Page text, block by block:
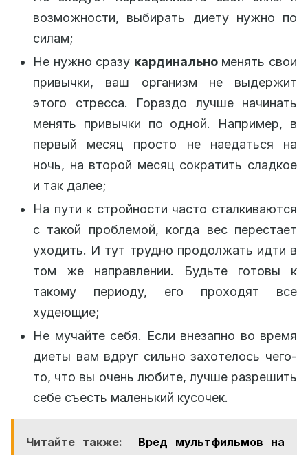
возможности, выбирать диету нужно по
силам;
Не нужно сразу кардинальноменять свои
привычки, ваш организм не выдержит
этого стресса. Гораздо лучше начинать
менять привычки по одной. Например, в
первый месяц просто не наедаться на
ночь, на второй месяц сократить сладкое
и так далее;
На пути к стройности часто сталкиваются
с такой проблемой, когда вес перестает
уходить. И тут трудно продолжать идти в
том же направлении. Будьте готовы к
такому периоду, его проходят все
худеющие;
Не мучайте себя. Если внезапно во время
диеты вам вдруг сильно захотелось чего-
то, что вы очень любите, лучше разрешить
себе съесть маленький кусочек.
Читайте также:
Вред мультфильмов на